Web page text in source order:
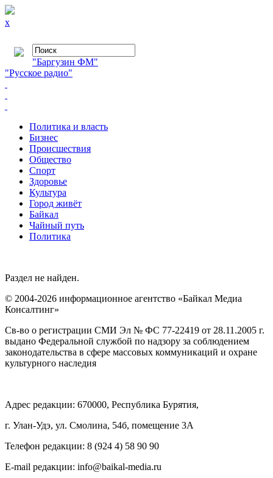
x
"Баргузин ФМ"
"Русское радио"
Политика и власть
Бизнес
Происшествия
Общество
Cпорт
Здоровье
Культура
Город живёт
Байкал
Чайный путь
Политика
Раздел не найден.
© 2004-2026 информационное агентство «Байкал Медиа
Консалтинг»
Св-во о регистрации СМИ Эл № ФС 77-22419 от 28.11.2005 г.
выдано Федеральной службой по надзору за соблюдением
законодательства в сфере массовых коммуникаций и охране
культурного наследия
Адрес редакции: 670000, Республика Бурятия,
г. Улан-Удэ, ул. Смолина, 54б, помещение 3А
Телефон редакции: ‎‎8 (924 4) 58 90 90
E-mail редакции: info@baikal-media.ru